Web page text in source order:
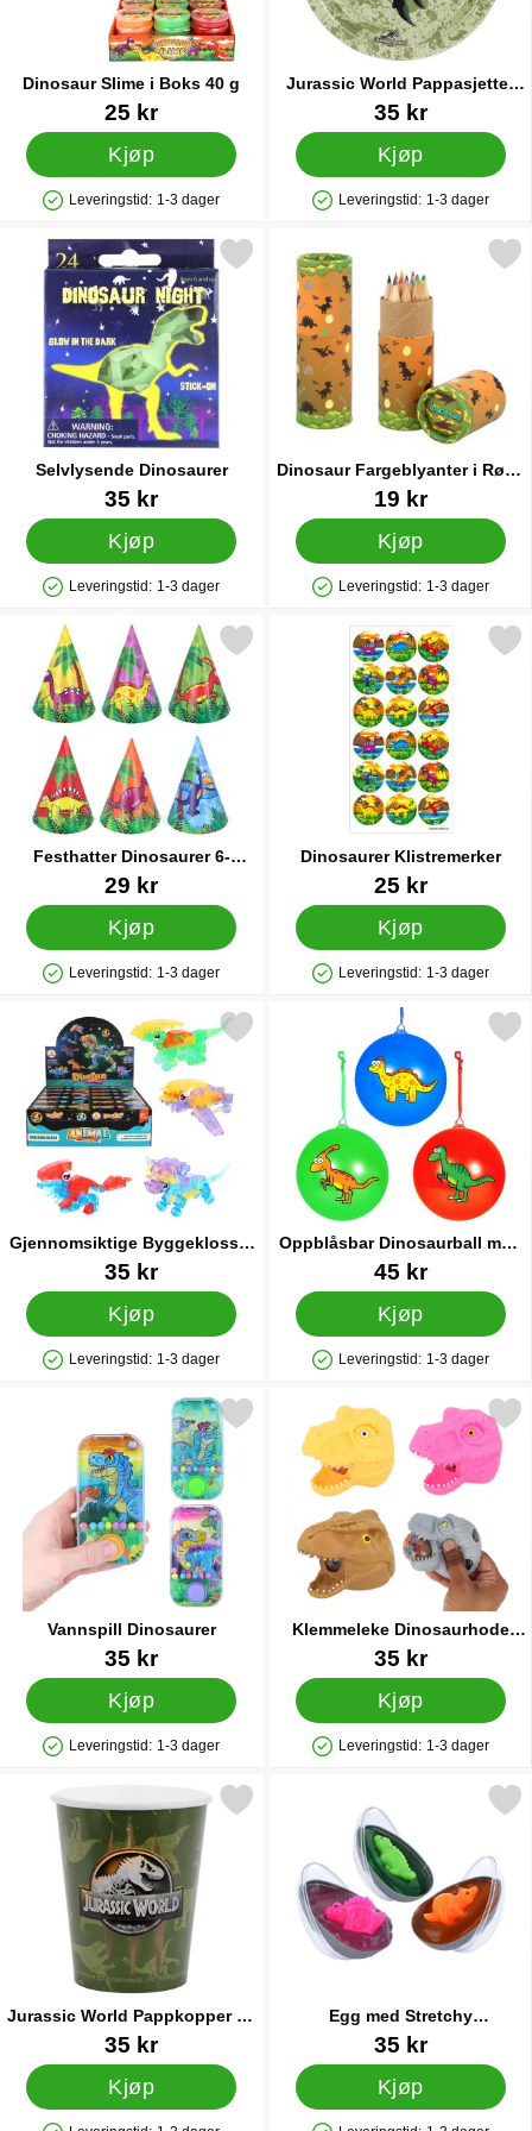
Dinosaur Slime i Boks 40 g
Varenummer 91676
25 kr
Kjøp
Produkttilgjengelighet: På lager
Leveringstid: 1-3 dager
Jurassic World Pappasjetter
18 cm 6-pakning
Varenummer 91163
35 kr
Kjøp
Produkttilgjengelighet: På lager
Leveringstid: 1-3 dager
Selvlysende Dinosaurer
Varenummer 25249
35 kr
Kjøp
Produkttilgjengelighet: På lager
Leveringstid: 1-3 dager
Merk selvlysende Dinosaurer som favoritt
Dinosaur Fargeblyanter i Rør 8
cm 12-pakning
Varenummer 91595
19 kr
Kjøp
Produkttilgjengelighet: På lager
Leveringstid: 1-3 dager
Merk dinosaur Fargeblyanter i
Festhatter Dinosaurer 6-
pakning
Varenummer 44262
29 kr
Kjøp
Produkttilgjengelighet: På lager
Leveringstid: 1-3 dager
Merk festhatter Dinosaurer 6-pakning som favoritt
Dinosaurer Klistremerker
Varenummer 40266
25 kr
Kjøp
Produkttilgjengelighet: På lager
Leveringstid: 1-3 dager
Merk dinosaurer
Gjennomsiktige Byggeklosser
Dinosaur 3+ år
Varenummer 91734
35 kr
Kjøp
Produkttilgjengelighet: På lager
Leveringstid: 1-3 dager
gjennomsiktige Byggeklosser Dinosaur 3+ år som favoritt
Oppblåsbar Dinosaurball med
Nøkkelring
Varenummer 84027
45 kr
Kjøp
Produkttilgjengelighet: På lager
Leveringstid: 1-3 dager
Merk oppblåsbar Dinosaurball
Vannspill Dinosaurer
Varenummer 85016
35 kr
Kjøp
Produkttilgjengelighet: På lager
Leveringstid: 1-3 dager
Merk vannspill Dinosaurer som favoritt
Klemmeleke Dinosaurhode
med Kuler 8 cm
Varenummer 91682
35 kr
Kjøp
Produkttilgjengelighet: På lager
Leveringstid: 1-3 dager
Merk klemmeleke Dinosaurhode
Jurassic World Pappkopper 25
cl 6-pakning
Varenummer 91171
35 kr
Kjøp
jurassic World Pappkopper 25 cl 6-pakning som favoritt
Egg med Stretchy
Babydinosaur
Varenummer 86938
35 kr
Kjøp
Merk egg med Stretchy